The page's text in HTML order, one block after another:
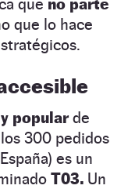
que no parte
que lo hace
popularde
300 pedidos
es un
T03. Un